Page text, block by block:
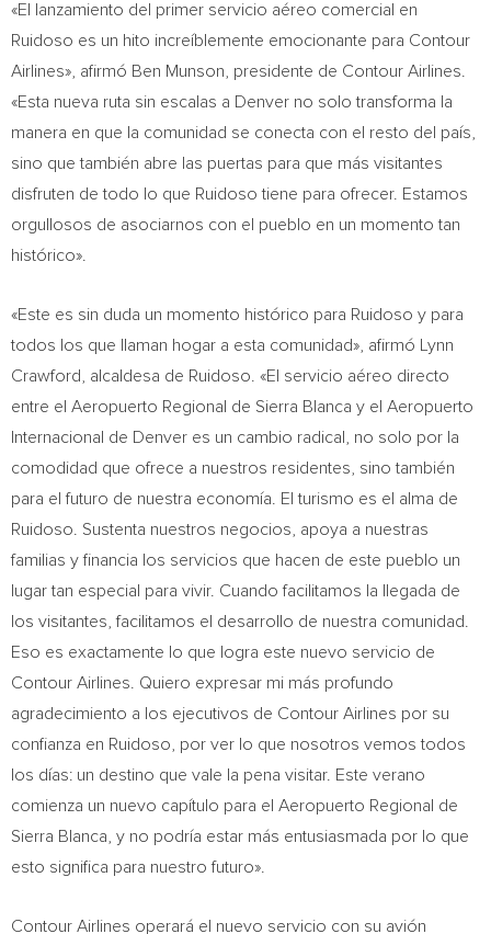
«El lanzamiento del primer servicio aéreo comercial en
Ruidoso es un hito increíblemente emocionante para Contour
Airlines», afirmó Ben Munson, presidente de Contour Airlines.
«Esta nueva ruta sin escalas a Denver no solo transforma la
manera en que la comunidad se conecta con el resto del país,
sino que también abre las puertas para que más visitantes
disfruten de todo lo que Ruidoso tiene para ofrecer. Estamos
orgullosos de asociarnos con el pueblo en un momento tan
histórico».
«Este es sin duda un momento histórico para Ruidoso y para
todos los que llaman hogar a esta comunidad», afirmó Lynn
Crawford, alcaldesa de Ruidoso. «El servicio aéreo directo
entre el Aeropuerto Regional de Sierra Blanca y el Aeropuerto
Internacional de Denver es un cambio radical, no solo por la
comodidad que ofrece a nuestros residentes, sino también
para el futuro de nuestra economía. El turismo es el alma de
Ruidoso. Sustenta nuestros negocios, apoya a nuestras
familias y financia los servicios que hacen de este pueblo un
lugar tan especial para vivir. Cuando facilitamos la llegada de
los visitantes, facilitamos el desarrollo de nuestra comunidad.
Eso es exactamente lo que logra este nuevo servicio de
Contour Airlines. Quiero expresar mi más profundo
agradecimiento a los ejecutivos de Contour Airlines por su
confianza en Ruidoso, por ver lo que nosotros vemos todos
los días: un destino que vale la pena visitar. Este verano
comienza un nuevo capítulo para el Aeropuerto Regional de
Sierra Blanca, y no podría estar más entusiasmada por lo que
esto significa para nuestro futuro».
Contour Airlines operará el nuevo servicio con su avión